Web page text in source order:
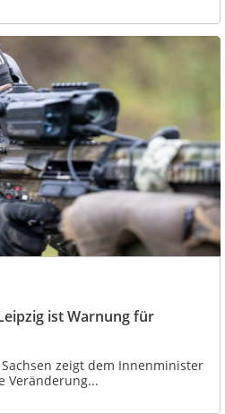
ist Warnung für
zeigt dem Innenminister
Veränderung...